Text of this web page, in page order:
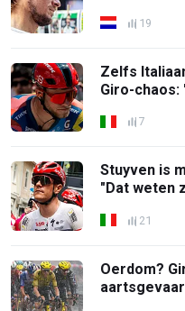
19
Zelfs
Giro-chaos:
7
Stuyven is
"Dat weten
21
Oerdom?